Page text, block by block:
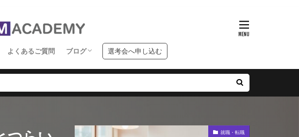
よくあるご質問 ブログ
インタビュー
スクールブログ
学習ブログ
選考会へ申し込む
就職・転職